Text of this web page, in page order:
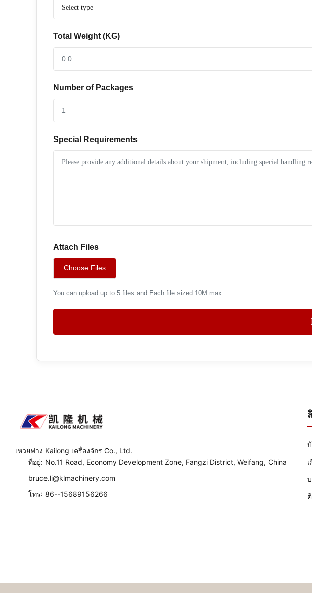
Total Weight (KG)
Number of Packages
Special Requirements
Attach Files
Choose Files
You can upload up to 5 files and Each file sized 10M max.
เหวยฟาง Kailong เครื่องจักร Co., Ltd.
ที่อยู่: No.11 Road, Economy Development Zone, Fangzi District, Weifang, China
bruce.li@klmachinery.com
โทร: 86--15689156266